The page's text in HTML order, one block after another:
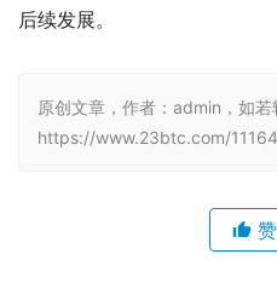
后续发展。
原创文章，作者：admin，如若
https://www.23btc.com/
赞